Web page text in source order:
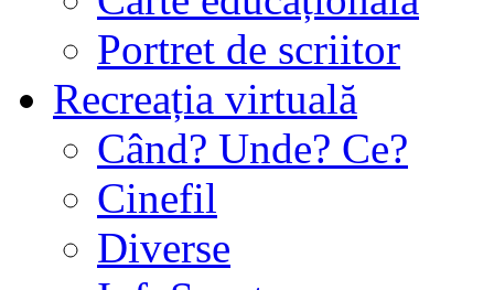
Portret de scriitor
Recreația virtuală
Când? Unde? Ce?
Cinefil
Diverse